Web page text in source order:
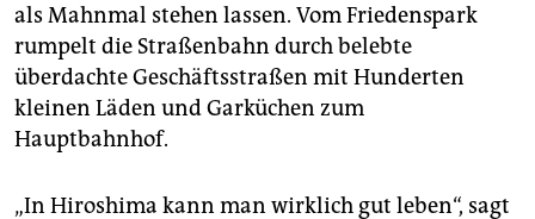
als Mahnmal stehen lassen. Vom Friedenspark
rumpelt die Straßenbahn durch belebte
überdachte Geschäftsstraßen mit Hunderten
kleinen Läden und Garküchen zum
Hauptbahnhof.
„In Hiroshima kann man wirklich gut leben“, sagt